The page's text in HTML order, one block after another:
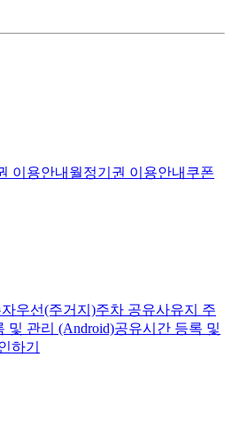
이용안내 월정기권 이용안내 쿠폰
우선(주거지)주차 공유사유지 주
및 관리 (Android)공유시간 등록 및
하기